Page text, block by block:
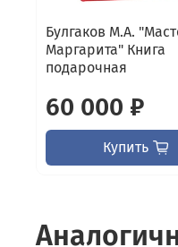
Булгаков М.А.
Маргарита" Книга
подарочная
60 000 ₽
Купить